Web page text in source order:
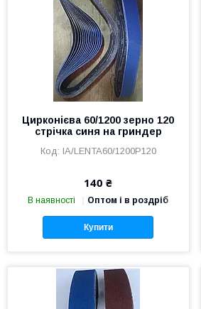
Цирконієва 60/1200 зерно 120
стрічка синя на гриндер
IA/LENTA60/1200P120
140 ₴
В наявності Оптом і в роздріб
Купити